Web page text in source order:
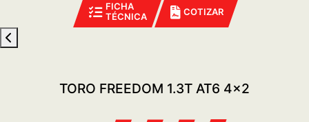
FICHA
TÉCNICA
COTIZAR
TORO FREEDOM 1.3T AT6 4x2